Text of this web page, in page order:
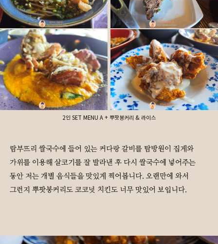
2인 SET MENU A + 뿌팟봉커리 & 라이스
람부뜨리 쌀국수에 들어 있는 커다랑 갈비를 탐방원이 집게와
가위를 이용해 살코기를 잘 발라낸 후 다시 쌀국수에 넣어주는
동안 저는 개별 음식들을 맛있게 찍어봅니다. 오랜만에 와서
그런지 뿌팟봉커리도 코코넛 치킨도 너무 맛있어 보입니다.